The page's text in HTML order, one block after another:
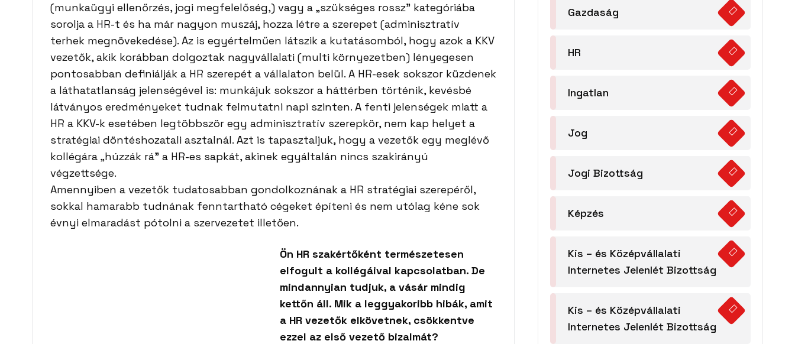
(munkaügyi ellenőrzés, jogi megfelelőség,) vagy a „szükséges rossz” kategóriába
sorolja a HR-t és ha már nagyon muszáj, hozza létre a szerepet (adminisztratív
terhek megnövekedése). Az is egyértelműen látszik a kutatásomból, hogy azok a KKV
vezetők, akik korábban dolgoztak nagyvállalati (multi környezetben) lényegesen
pontosabban definiálják a HR szerepét a vállalaton belül. A HR-esek sokszor küzdenek
a láthatatlanság jelenségével is: munkájuk sokszor a háttérben történik, kevésbé
látványos eredményeket tudnak felmutatni napi szinten. A fenti jelenségek miatt a
HR a KKV-k esetében legtöbbször egy adminisztratív szerepkör, nem kap helyet a
stratégiai döntéshozatali asztalnál. Azt is tapasztaljuk, hogy a vezetők egy meglévő
kollégára „húzzák rá” a HR-es sapkát, akinek egyáltalán nincs szakirányú
végzettsége.
Amennyiben a vezetők tudatosabban gondolkoznának a HR stratégiai szerepéről,
sokkal hamarabb tudnának fenntartható cégeket építeni és nem utólag kéne sok
évnyi elmaradást pótolni a szervezetet illetően.
Ön HR szakértőként természetesen
elfogult a kollégáival kapcsolatban. De
mindannyian tudjuk, a vásár mindig
kettőn áll. Mik a leggyakoribb hibák, amit
a HR vezetők elkövetnek, csökkentve
ezzel az első vezető bizalmát?
Gazdaság
HR
Ingatlan
Jog
Jogi Bizottság
Képzés
Kis – és Középvállalati
Internetes Jelenlét Bizottság
Kis – és Középvállalati
Internetes Jelenlét Bizottság